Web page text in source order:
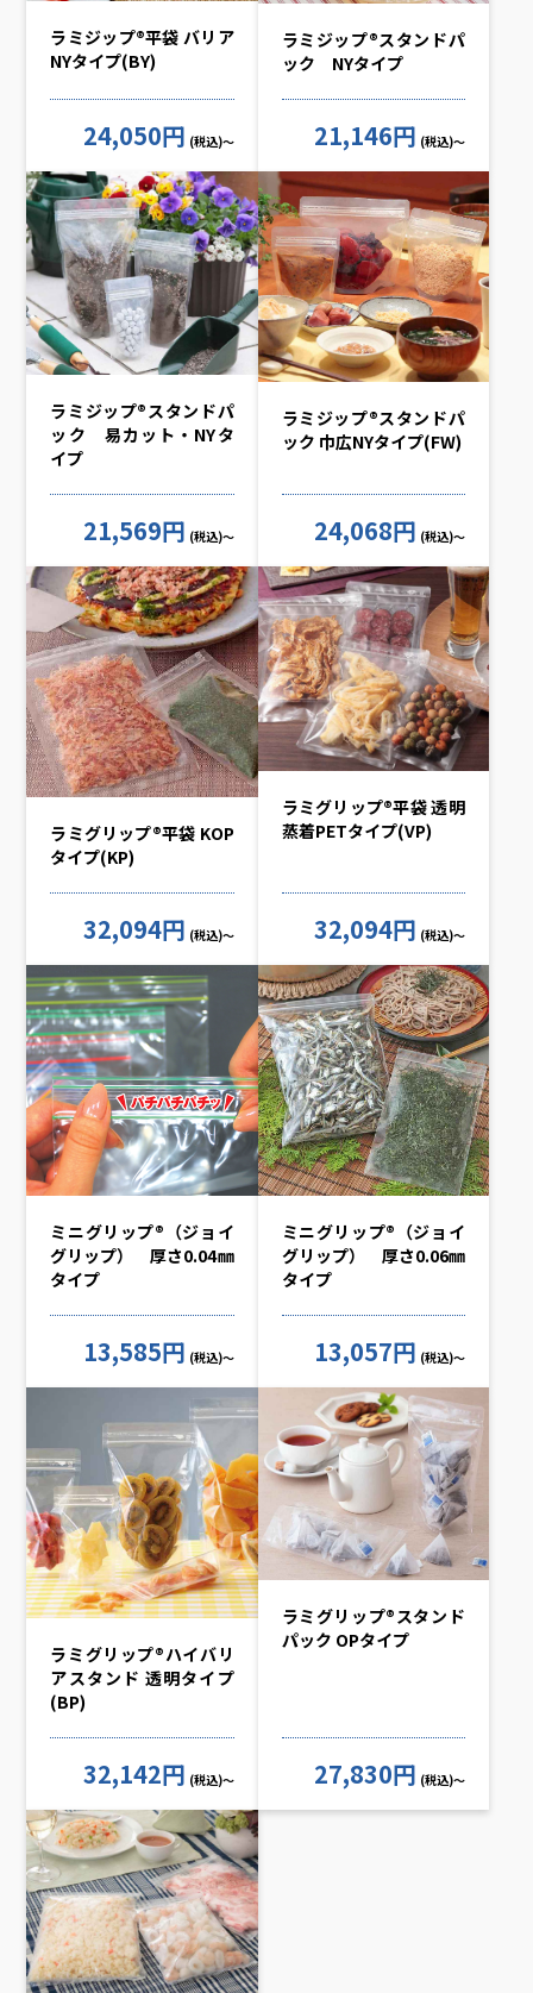
ラミジップ®平袋 バリア
NYタイプ(BY)
24,050円 (税込)～
ラミジップ®スタンドパ
ック NYタイプ
21,146円 (税込)～
ラミジップ®スタンドパ
ック 易カット・NYタ
イプ
21,569円 (税込)～
ラミジップ®スタンドパ
ック 巾広NYタイプ(FW)
24,068円 (税込)～
ラミグリップ®平袋 KOP
タイプ(KP)
32,094円 (税込)～
ラミグリップ®平袋 透明
蒸着PETタイプ(VP)
32,094円 (税込)～
ミニグリップ®（ジョイ
グリップ） 厚さ0.04㎜
タイプ
13,585円 (税込)～
ミニグリップ®（ジョイ
グリップ） 厚さ0.06㎜
タイプ
13,057円 (税込)～
ラミグリップ®ハイバリ
アスタンド 透明タイプ
(BP)
32,142円 (税込)～
ラミグリップ®スタンド
パック OPタイプ
27,830円 (税込)～